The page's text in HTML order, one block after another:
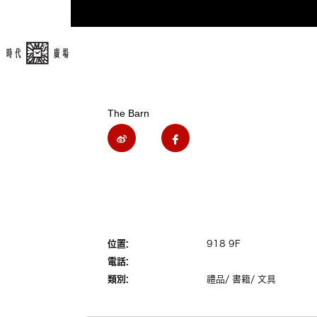
The Barn
位置:
918 9F
電話:
類別:
禮品/ 書籍/ 文具